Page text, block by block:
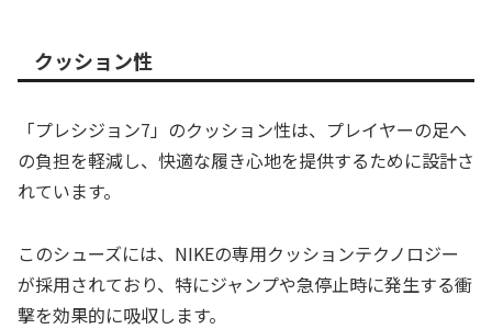
クッション性
「プレシジョン7」のクッション性は、プレイヤーの足へ
の負担を軽減し、快適な履き心地を提供するために設計さ
れています。
このシューズには、NIKEの専用クッションテクノロジー
が採用されており、特にジャンプや急停止時に発生する衝
撃を効果的に吸収します。